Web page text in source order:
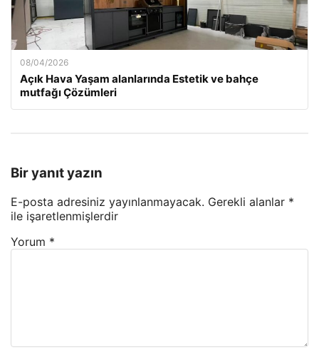
08/04/2026
Açık Hava Yaşam alanlarında Estetik ve bahçe
mutfağı Çözümleri
Bir yanıt yazın
E-posta adresiniz yayınlanmayacak. Gerekli alanlar *
ile işaretlenmişlerdir
Yorum *